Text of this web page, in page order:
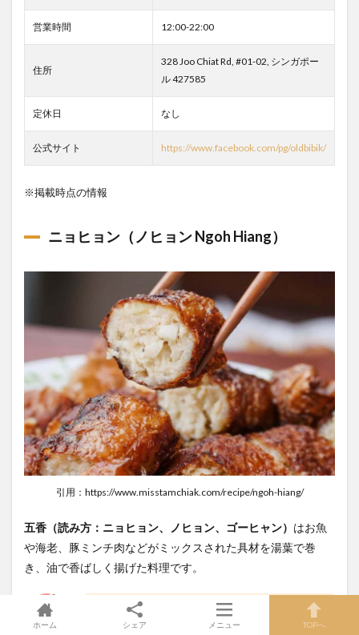
営業時間 12:00-22:00
住所
328 Joo Chiat Rd, #01-02, シンガポー
ル 427585
定休日 なし
公式サイト https://www.facebook.com/pg/oldbibik/
※掲載時点の情報
ニョヒョン（ノヒョン Ngoh Hiang）
引用：https://www.misstamchiak.com/recipe/ngoh-hiang/
五香（読み方：ニョヒョン、ノヒョン、ゴーヒャン） はお魚
や海老、豚ミンチ肉などがミックスされた具材を湯葉で巻
き、油で香ばしく揚げた料理です。
プラナカン料理の定番の一品ですが、とても
ジューシーで、五香粉（ごこうふん）が後味
ホーム シェア メニュー TOPへ